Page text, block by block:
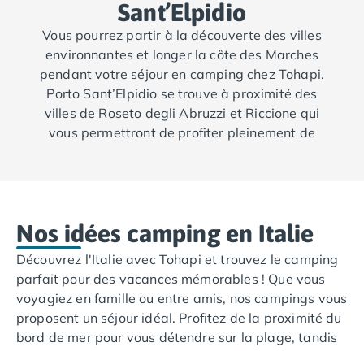
Camping Gruissan
Camping Narbonne-Plage
Camping Sigean
Camping Gard
Camping Aigues-Mortes
Camping Grau-du-Roi
Camping Nîmes
Camping La Grande Motte
Camping Marseillan-Plage
Camping Montpellier
Camping Palavas-les-Flots
Camping Sète
Camping Valras-Plage
Camping Vias-Plage
Sant’Elpidio
Vous pourrez partir à la découverte des villes
environnantes et longer la côte des Marches
pendant votre séjour en camping chez Tohapi.
Porto Sant’Elpidio se trouve à proximité des
villes de Roseto degli Abruzzi et Riccione qui
vous permettront de profiter pleinement de
Nos idées camping en Italie
Découvrez l'Italie avec Tohapi et trouvez le camping
parfait pour des vacances mémorables ! Que vous
voyagiez en famille ou entre amis, nos campings vous
proposent un séjour idéal. Profitez de la proximité du
bord de mer pour vous détendre sur la plage, tandis